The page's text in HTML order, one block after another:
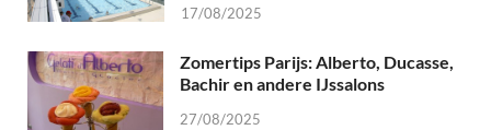
17/08/2025
Zomertips Parijs: Alberto, Ducasse,
Bachir en andere IJssalons
27/08/2025